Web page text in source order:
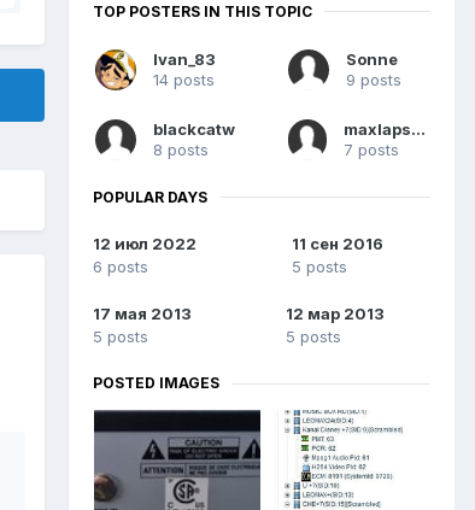
TOP POSTERS IN THIS TOPIC
Ivan_83
14 posts
Sonne
9 posts
blackcatw
8 posts
maxlapshin
7 posts
POPULAR DAYS
12 июл 2022
6 posts
11 сен 2016
5 posts
17 мая 2013
5 posts
12 мар 2013
5 posts
POSTED IMAGES